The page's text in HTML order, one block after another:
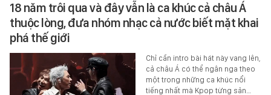
18 năm trôi qua và đây vẫn là ca khúc cả châu Á
thuộc lòng, đưa nhóm nhạc cả nước biết mặt khai
phá thế giới
Chỉ cần intro bài hát này vang lên,
cả châu Á có thể ngân nga theo
một trong những ca khúc nổi
tiếng nhất mà Kpop từng sản…